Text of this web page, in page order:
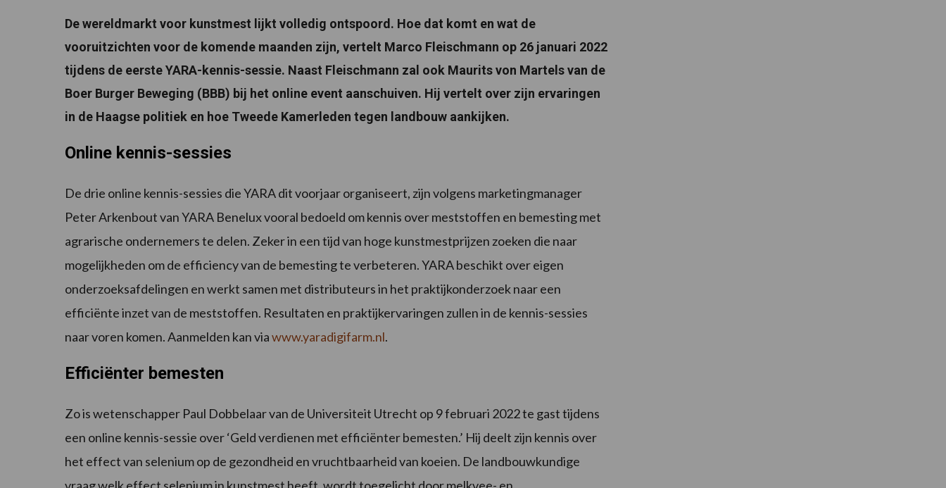
De wereldmarkt voor kunstmest lijkt volledig ontspoord. Hoe dat komt en wat de
vooruitzichten voor de komende maanden zijn, vertelt Marco Fleischmann op 26 januari 2022
tijdens de eerste YARA-kennis-sessie. Naast Fleischmann zal ook Maurits von Martels van de
Boer Burger Beweging (BBB) bij het online event aanschuiven. Hij vertelt over zijn ervaringen
in de Haagse politiek en hoe Tweede Kamerleden tegen landbouw aankijken.
Online kennis-sessies
De drie online kennis-sessies die YARA dit voorjaar organiseert, zijn volgens marketingmanager
Peter Arkenbout van YARA Benelux vooral bedoeld om kennis over meststoffen en bemesting met
agrarische ondernemers te delen. Zeker in een tijd van hoge kunstmestprijzen zoeken die naar
mogelijkheden om de efficiency van de bemesting te verbeteren. YARA beschikt over eigen
onderzoeksafdelingen en werkt samen met distributeurs in het praktijkonderzoek naar een
efficiënte inzet van de meststoffen. Resultaten en praktijkervaringen zullen in de kennis-sessies
naar voren komen. Aanmelden kan viawww.yaradigifarm.nl.
Efficiënter bemesten
Zo is wetenschapper Paul Dobbelaar van de Universiteit Utrecht op 9 februari 2022 te gast tijdens
een online kennis-sessie over ‘Geld verdienen met efficiënter bemesten.’ Hij deelt zijn kennis over
het effect van selenium op de gezondheid en vruchtbaarheid van koeien. De landbouwkundige